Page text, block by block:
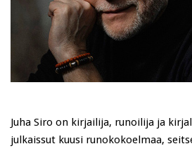
Juha Siro on kirjailija, runoilija ja
julkaissut kuusi runokokoelmaa,